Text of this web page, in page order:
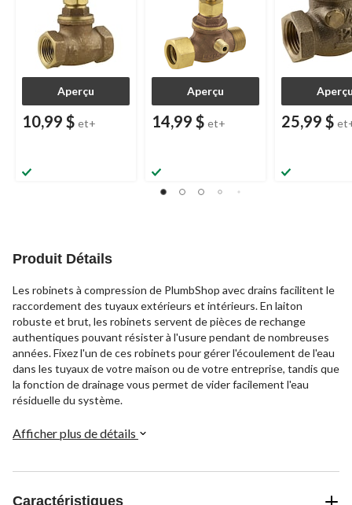
Aperçu
10,99 $ et+
Aperçu
14,99 $ et+ 25,99 $
Produit Détails
Les robinets à compression de PlumbShop avec drains facilitent le
raccordement des tuyaux extérieurs et intérieurs. En laiton
robuste et brut, les robinets servent de pièces de rechange
authentiques pouvant résister à l'usure pendant de nombreuses
années. Fixez l'un de ces robinets pour gérer l'écoulement de l'eau
dans les tuyaux de votre maison ou de votre entreprise, tandis que
la fonction de drainage vous permet de vider facilement l'eau
résiduelle du système.
Afficher plus de détails
Caractéristiques